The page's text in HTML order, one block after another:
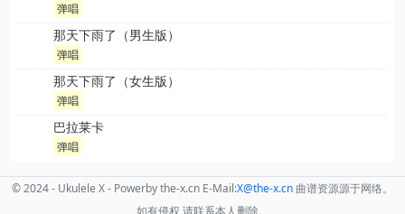
弹唱
那天下雨了（男生版）
弹唱
那天下雨了（女生版）
弹唱
巴拉莱卡
弹唱
© 2024 - Ukulele X - Powerby the-x.cn E-Mail:X@the-x.cn 曲谱资源源于网络。